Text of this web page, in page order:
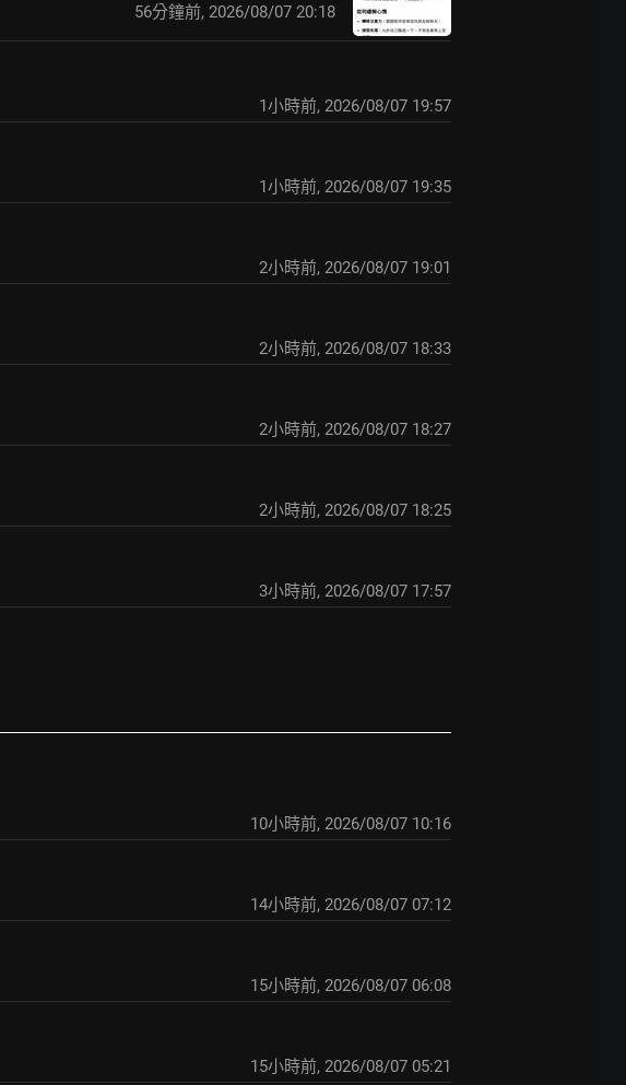
56分鐘前, 2026/08/07 20:18
1小時前, 2026/08/07 19:57
1小時前, 2026/08/07 19:35
2小時前, 2026/08/07 19:01
2小時前, 2026/08/07 18:33
2小時前, 2026/08/07 18:27
2小時前, 2026/08/07 18:25
3小時前, 2026/08/07 17:57
10小時前, 2026/08/07 10:16
14小時前, 2026/08/07 07:12
15小時前, 2026/08/07 06:08
15小時前, 2026/08/07 05:21